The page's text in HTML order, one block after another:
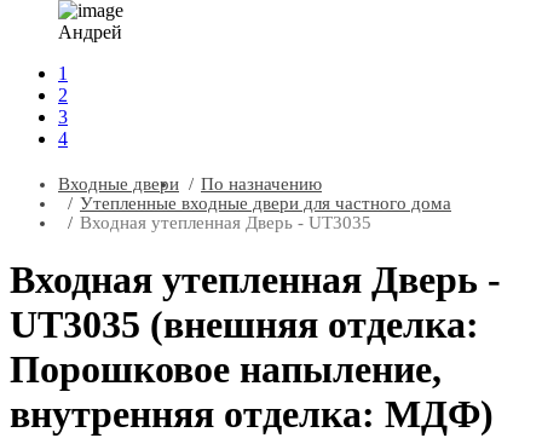
Андрей
1
2
3
4
Входные двери
По назначению
Утепленные входные двери для частного дома
Входная утепленная Дверь - UT3035
Входная утепленная Дверь -
UT3035 (внешняя отделка:
Порошковое напыление,
внутренняя отделка: МДФ)